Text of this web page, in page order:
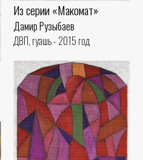
Из серии «Макомат»
Дамир Рузыбаев
ДВП, гуашь - 2015 год